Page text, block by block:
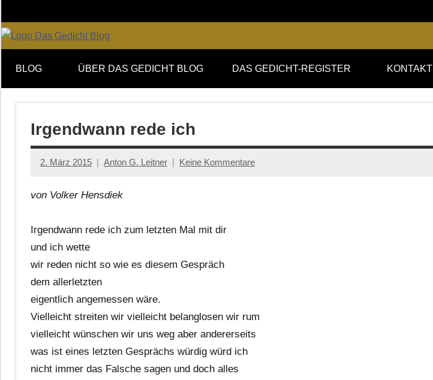
Inhalt
springen
DAS
GEDICHT
blog
von
DAS
GEDICHT.
Zeitschrift
für
Lyrik,
Essay
Kritik
BLOG ÜBER DAS GEDICHT BLOG DAS GEDICHT-REGISTER KONTAKT
Irgendwann rede ich
2. März 2015 Anton G. Leitner Keine Kommentare
von Volker Hensdiek
Irgendwann rede ich zum letzten Mal mit dir
und ich wette
wir reden nicht so wie es diesem Gespräch
dem allerletzten
eigentlich angemessen wäre.
Vielleicht streiten wir vielleicht belanglosen wir rum
vielleicht wünschen wir uns weg aber andererseits
was ist eines letzten Gesprächs würdig würd ich
nicht immer das Falsche sagen und doch alles